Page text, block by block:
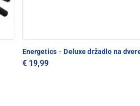
Energetics · Deluxe držadlo na
€ 19,99